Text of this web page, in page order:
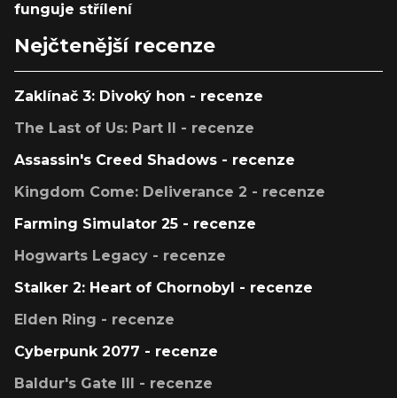
funguje střílení
Nejčtenější recenze
Zaklínač 3: Divoký hon - recenze
The Last of Us: Part II - recenze
Assassin's Creed Shadows - recenze
Kingdom Come: Deliverance 2 - recenze
Farming Simulator 25 - recenze
Hogwarts Legacy - recenze
Stalker 2: Heart of Chornobyl - recenze
Elden Ring - recenze
Cyberpunk 2077 - recenze
Baldur's Gate III - recenze